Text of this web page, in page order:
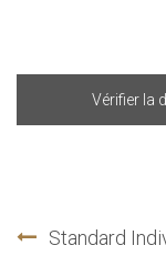
Vérifier la
Standard